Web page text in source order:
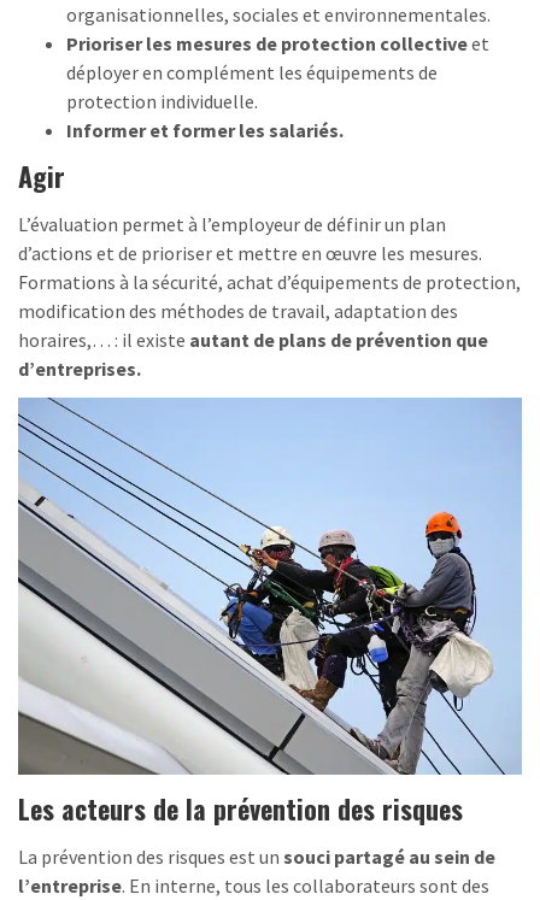
organisationnelles, sociales et environnementales.
Prioriser les mesures de protection collectiveet
déployer en complément les équipements de
protection individuelle.
Informer et former les salariés.
Agir
L’évaluation permet à l’employeur de définir un plan
d’actions et de prioriser et mettre en œuvre les mesures.
Formations à la sécurité, achat d’équipements de protection,
modification des méthodes de travail, adaptation des
horaires,… : il existe autant de plans de prévention que
d’entreprises.
Les acteurs de la prévention des risques
La prévention des risques est un souci partagé au sein de
l’entreprise. En interne, tous les collaborateurs sont des